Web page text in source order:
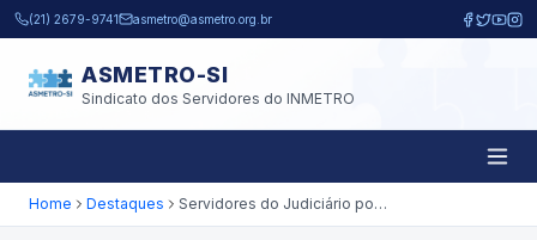
Pular para o conteúdo principal
(21) 2679-9741 asmetro@asmetro.org.br
ASMETRO-SI
Sindicato dos Servidores do INMETRO
Home Destaques Servidores do Judiciário podem ter aumento médio de 133,38% em adicional de qualificação